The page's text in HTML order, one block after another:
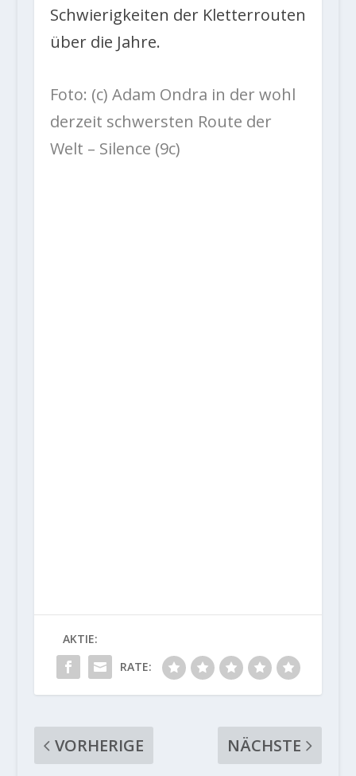
Schwierigkeiten der Kletterrouten
über die Jahre.
Foto: (c) Adam Ondra in der wohl
derzeit schwersten Route der
Welt – Silence (9c)
AKTIE:
RATE:
VORHERIGE
NÄCHSTE